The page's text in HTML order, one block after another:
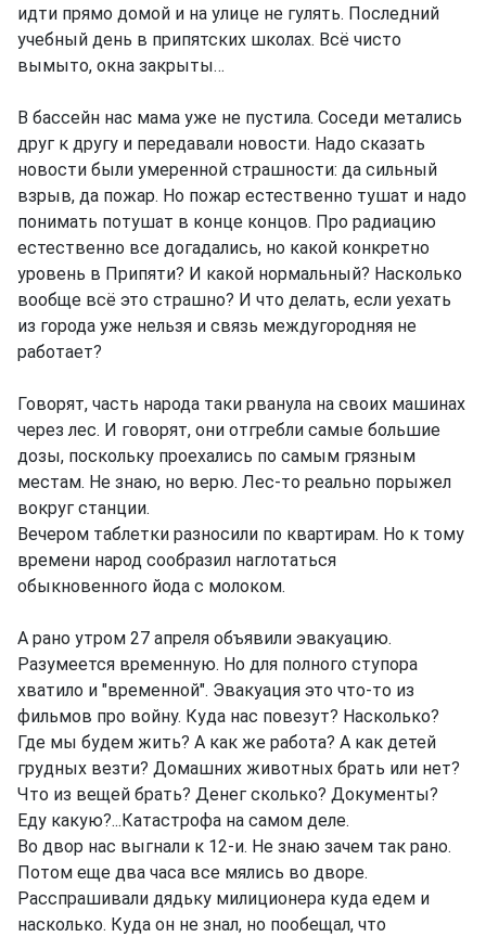
идти прямо домой и на улице не гулять. Последний
учебный день в припятских школах. Всё чисто
вымыто, окна закрыты…
В бассейн нас мама уже не пустила. Соседи метались
друг к другу и передавали новости. Надо сказать
новости были умеренной страшности: да сильный
взрыв, да пожар. Но пожар естественно тушат и надо
понимать потушат в конце концов. Про радиацию
естественно все догадались, но какой конкретно
уровень в Припяти? И какой нормальный? Насколько
вообще всё это страшно? И что делать, если уехать
из города уже нельзя и связь междугородняя не
работает?
Говорят, часть народа таки рванула на своих машинах
через лес. И говорят, они отгребли самые большие
дозы, поскольку проехались по самым грязным
местам. Не знаю, но верю. Лес-то реально порыжел
вокруг станции.
Вечером таблетки разносили по квартирам. Но к тому
времени народ сообразил наглотаться
обыкновенного йода с молоком.
А рано утром 27 апреля объявили эвакуацию.
Разумеется временную. Но для полного ступора
хватило и "временной". Эвакуация это что-то из
фильмов про войну. Куда нас повезут? Насколько?
Где мы будем жить? А как же работа? А как детей
грудных везти? Домашних животных брать или нет?
Что из вещей брать? Денег сколько? Документы?
Еду какую?...Катастрофа на самом деле.
Во двор нас выгнали к 12-и. Не знаю зачем так рано.
Потом еще два часа все мялись во дворе.
Расспрашивали дядьку милиционера куда едем и
насколько. Куда он не знал, но пообещал, что